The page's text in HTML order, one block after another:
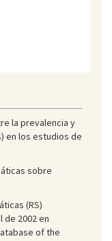
la prevalencia y
en los estudios de
sobre
(RS)
de 2002 en
of the